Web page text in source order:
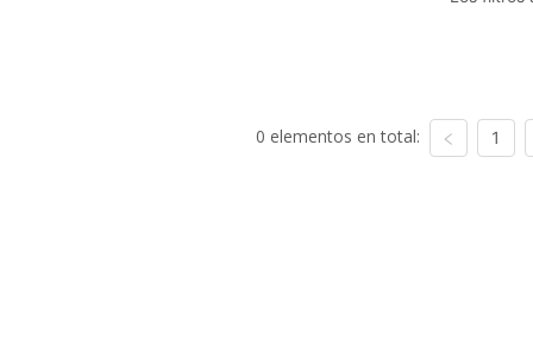
0 elementos en total: 1